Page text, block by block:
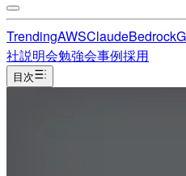
TrendingAWSClaudeBedrock
社説明会勉強会事例採用
目次